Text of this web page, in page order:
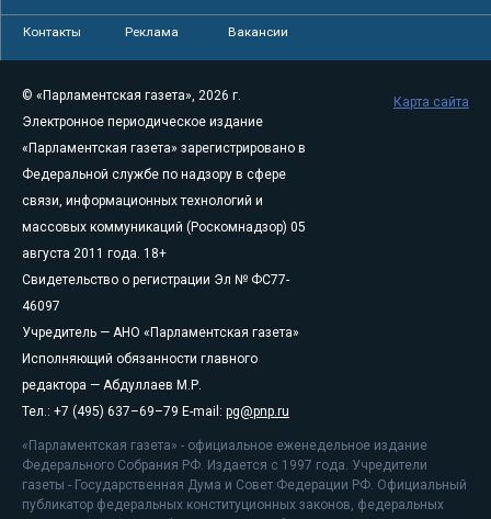
Контакты Реклама Вакансии
© «Парламентская газета», 2026 г.
Электронное периодическое издание
«Парламентская газета» зарегистрировано в
Федеральной службе по надзору в сфере
связи, информационных технологий и
массовых коммуникаций (Роскомнадзор) 05
августа 2011 года. 18+
Свидетельство о регистрации Эл № ФС77-
46097
Учредитель — АНО «Парламентская газета»
Исполняющий обязанности главного
редактора — Абдуллаев М.Р.
Тел.: +7 (495) 637–69–79 E-mail: pg@pnp.ru
«Парламентская газета» - официальное еженедельное издание
Федерального Собрания РФ. Издается с 1997 года. Учредители
газеты - Государственная Дума и Совет Федерации РФ. Официальный
публикатор федеральных конституционных законов, федеральных
Карта сайта